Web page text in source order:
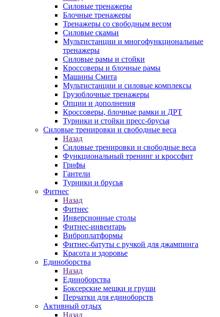
Силовые тренажеры
Блочные тренажеры
Тренажеры со свободным весом
Силовые скамьи
Мультистанции и многофункциональные
тренажеры
Силовые рамы и стойки
Кроссоверы и блочные рамы
Машины Смита
Мультистанции и силовые комплексы
Грузоблочные тренажеры
Опции и дополнения
Кроссоверы, блочные рамки и ДРТ
Турники и стойки пресс-брусья
Силовые тренировки и свободные веса
Назад
Силовые тренировки и свободные веса
Функциональный тренинг и кроссфит
Грифы
Гантели
Турники и брусья
Фитнес
Назад
Фитнес
Инверсионные столы
Фитнес-инвентарь
Виброплатформы
Фитнес-батуты с ручкой для джампинга
Красота и здоровье
Единоборства
Назад
Единоборства
Боксерские мешки и груши
Перчатки для единоборств
Активный отдых
Назад